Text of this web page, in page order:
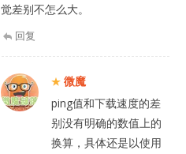
觉差别不怎么大。
回复
微魔
ping值和下载速度的差
别没有明确的数值上的
换算，具体还是以使用